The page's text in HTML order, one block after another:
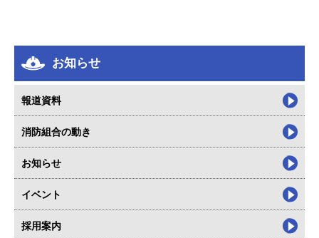
お知らせ
報道資料
消防組合の動き
お知らせ
イベント
採用案内